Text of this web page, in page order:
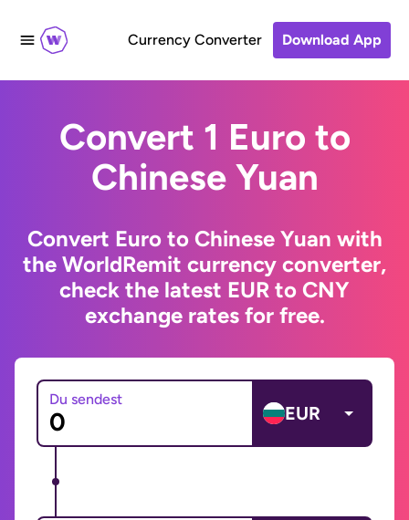
Currency Converter Download App
Convert 1 Euro to
Chinese Yuan
Convert Euro to Chinese Yuan with
the WorldRemit currency converter,
check the latest EUR to CNY
exchange rates for free.
Du sendest
EUR